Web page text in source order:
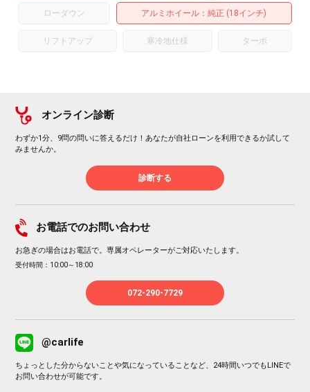
ローダウン アルミホイール ：純正 (18インチ)
リフトアップ 寒冷地仕様 ターボ
オンライン診断
わずか1分、9問の問いに答えるだけ！あなたが自社ローンを利用できるか試して
みませんか。
診断する
お電話でのお問い合わせ
お急ぎの場合はお電話で。専属オペレーターがご対応いたします。
受付時間：10:00～18:00
072-290-7729
@carlife
ちょっとした分からないことや気になっていることなど、24時間いつでもLINEで
お問い合わせが可能です。